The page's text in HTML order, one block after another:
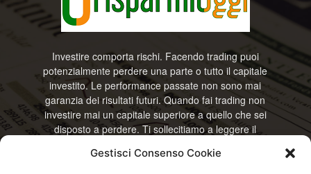
Gestisci Consenso Cookie
Investire comporta rischi. Facendo trading puoi
potenzialmente perdere una parte o tutto il capitale
investito. Le performance passate non sono mai
garanzia dei risultati futuri. Quando fai trading non
investire mai un capitale superiore a quello che sei
disposto a perdere. Ti sollecitiamo a leggere il
RisparmiOggi non offre alcun genere di consulenza